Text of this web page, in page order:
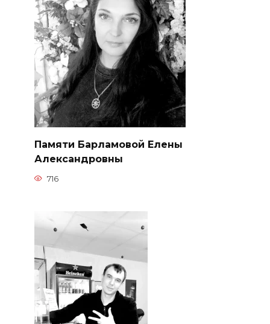
Памяти Барламовой Елены
Александровны
716